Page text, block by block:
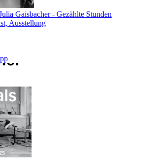
Gaisbacher- Gezählte Stunden
Ausstellung